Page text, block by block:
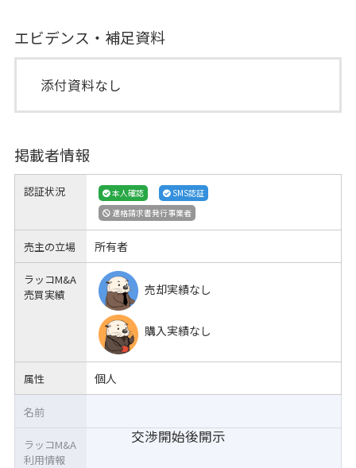
エビデンス・補足資料
添付資料なし
掲載者情報
認証状況 本人確認
SMS認証
適格請求書発行事業者
売主の立場 所有者
ラッコM&A
売買実績
売却実績なし
購入実績なし
属性 個人
交渉開始後開示
名前
ラッコM&A
利用情報